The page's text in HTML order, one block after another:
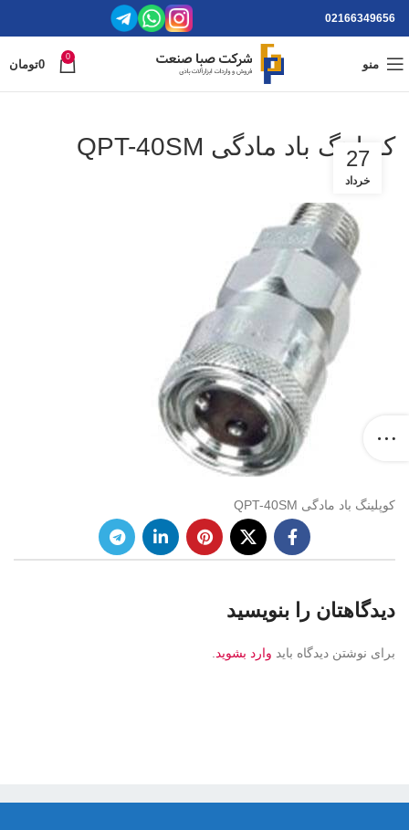
02166349656
منو
0
0تومان
کوپلینگ باد مادگی QPT-40SM
27
خرداد
کوپلینگ باد مادگی QPT-40SM
دیدگاهتان را بنویسید
برای نوشتن دیدگاه باید وارد بشوید